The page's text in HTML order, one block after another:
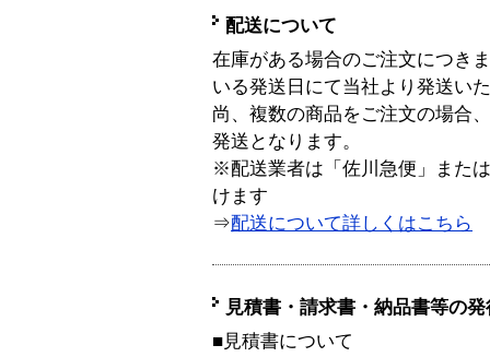
配送について
在庫がある場合のご注文につき
いる発送日にて当社より発送い
尚、複数の商品をご注文の場合
発送となります。
※配送業者は「佐川急便」また
けます
⇒配送について詳しくはこちら
見積書・請求書・納品書等の
■見積書について